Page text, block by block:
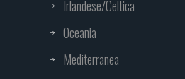
Irlandese/Celtica
Oceania
Mediterranea